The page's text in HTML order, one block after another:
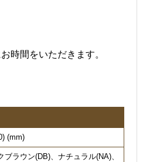
時間をいただきます。
(mm)
ラウン(DB)、ナチュラル(NA)、